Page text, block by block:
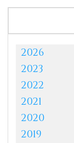
2026
2023
2022
2021
2020
2019